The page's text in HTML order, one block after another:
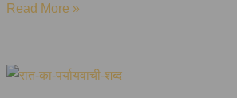
Read More »